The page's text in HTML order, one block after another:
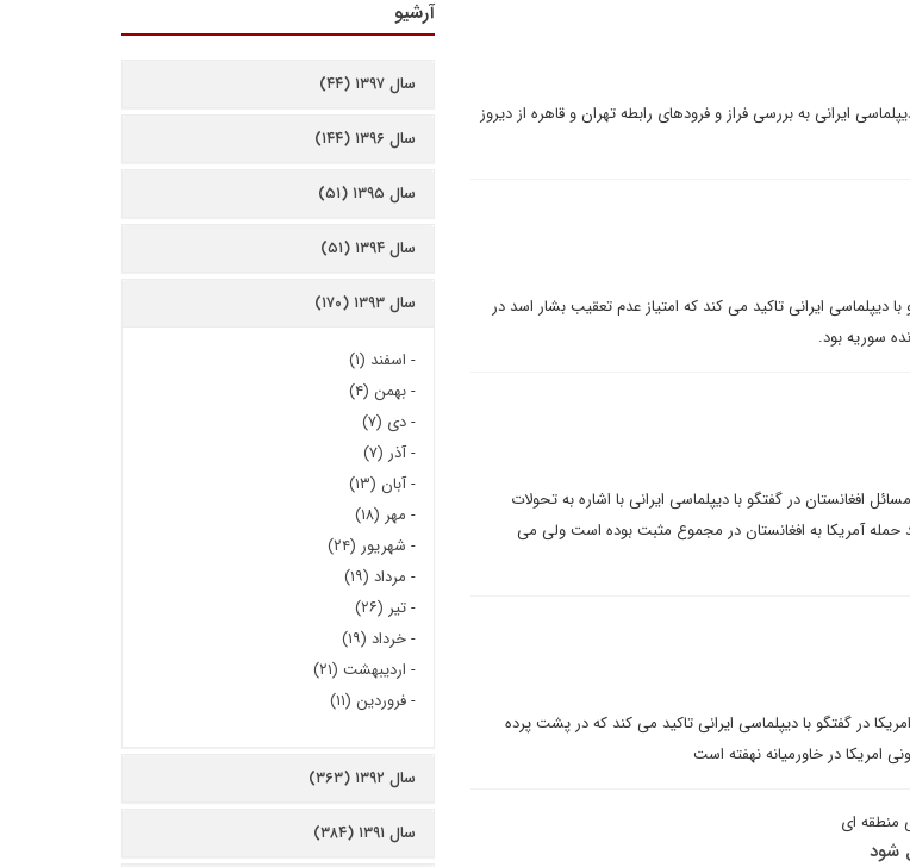
ایرانی به بررسی فراز و فرودهای رابطه تهران و قاهره از دیروز
دیپلماسی ایرانی تاکید می کند که امتیاز عدم تعقیب بشار اسد در
سوریه بود.
افغانستان در گفتگو با دیپلماسی ایرانی با اشاره به تحولات
حمله آمریکا به افغانستان در مجموع مثبت بوده است ولی می
در گفتگو با دیپلماسی ایرانی تاکید می کند که در پشت پرده
امریکا در خاورمیانه نهفته است
منطقه ای
شود
آرشیو
سال ۱۳۹۷ (۴۴)
سال ۱۳۹۶ (۱۴۴)
سال ۱۳۹۵ (۵۱)
سال ۱۳۹۴ (۵۱)
سال ۱۳۹۳ (۱۷۰)
- اسفند (۱)
-بهمن (۴)
-دی (۷)
-آذر (۷)
-آبان (۱۳)
- مهر (۱۸)
- شهریور (۲۴)
- مرداد (۱۹)
-تیر (۲۶)
-خرداد (۱۹)
- اردیبهشت (۲۱)
-فروردین (۱۱)
سال ۱۳۹۲ (۳۶۳)
سال ۱۳۹۱ (۳۸۴)